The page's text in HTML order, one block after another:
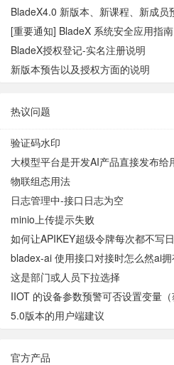
BladeX4.0 新版本、新课程、新成员
[重要通知] BladeX 系统安全应用指南
BladeX授权登记-实名注册说明
新版本预告以及授权方面的说明
热议问题
验证码水印
大模型平台是开发AI产品直接发布给
物联组态用法
日志管理中-接口日志为空
minio上传提示失败
如何让APIKEY超级令牌每次都不写
bladex-ai 使用接口对接时怎么然ai
这是部门或人员下拉选择
IIOT 的设备参数预警可否设置变量（
5.0版本的用户端建议
官方产品